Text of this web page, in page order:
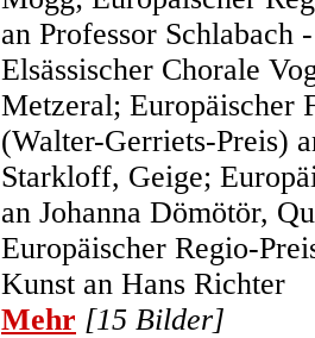
an Professor Schlabach
Elsässischer Chorale
Metzeral; Europäischer
(Walter-Gerriets-Preis)
Starkloff, Geige;
an Johanna Dömötör,
Europäischer Regio-
Kunst an Hans Richter
Mehr [15 Bilder]